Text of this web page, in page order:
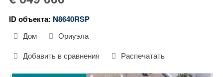
ID объекта: N8640RSP
Дом
Ориуэла
Добавить в сравнения
Распечатать